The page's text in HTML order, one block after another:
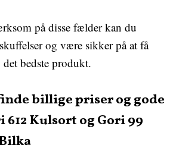
på disse fælder kan du
og være sikker på at få
bedste produkt.
billige priser og gode
Kulsort og Gori 99